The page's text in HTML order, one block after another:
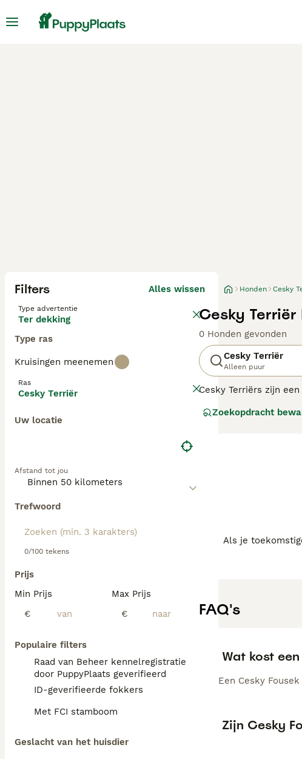
Filters Alles wissen
Type advertentie
Ter dekking
Type ras
Kruisingen meenemen
Ras
Cesky Terriër
Uw locatie
Afstand tot jou
Trefwoord
0/100 tekens
Prijs
Min Prijs
€
Max Prijs
€
Populaire filters
Raad van Beheer kennelregistratie
door PuppyPlaats geverifieerd
ID-geverifieerde fokkers
Met FCI stamboom
Geslacht van het huisdier
Honden Cesky
Cesky Terriër
0 Honden gevonden
Cesky Terriër
Alleen puur
Cesky Terriërs zijn
gezinsomgeving
Lees onze Cesky
Zoekopdracht
Als je
FAQ's
Wat kost
Een Cesky
Zijn Cesky